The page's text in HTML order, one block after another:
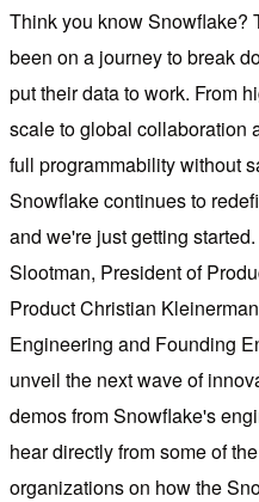
Think you know Snowflake?
been on a journey to break
put their data to work. From
scale to global collaboration
full programmability without
Snowflake continues to
and we're just getting
Slootman, President of
Product Christian
Engineering and Founding
unveil the next wave of
demos from Snowflake's
hear directly from some of
organizations on how the